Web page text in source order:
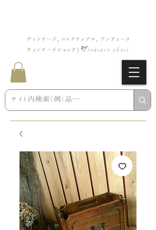
ヴィンテージ、コレクティブル、アンティーク
ヴィンテージショップ | Treasure chest